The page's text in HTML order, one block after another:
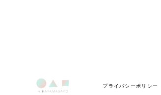
プライバシーポリシー